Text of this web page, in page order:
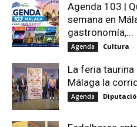
Agenda 103 |
semana en
gastronomía,...
Agenda Cultura -
La feria taurina
Málaga la
Agenda